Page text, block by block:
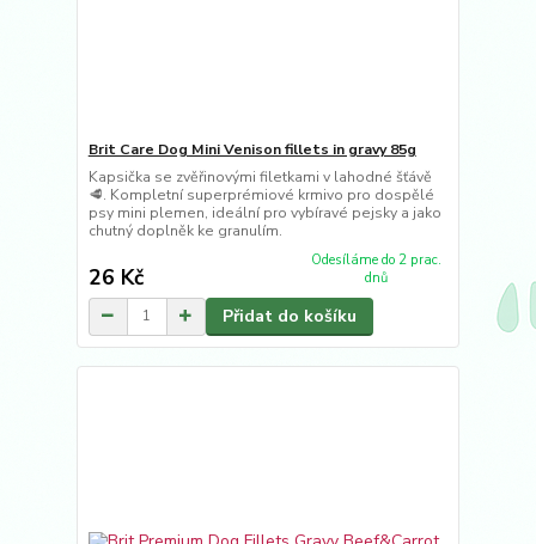
Brit Care Dog Mini Venison fillets in gravy 85g
Kapsička se zvěřinovými filetkami v lahodné šťávě
🥩. Kompletní superprémiové krmivo pro dospělé
psy mini plemen, ideální pro vybíravé pejsky a jako
chutný doplněk ke granulím.
26 Kč
Odesíláme do 2 prac.
dnů
Přidat do košíku